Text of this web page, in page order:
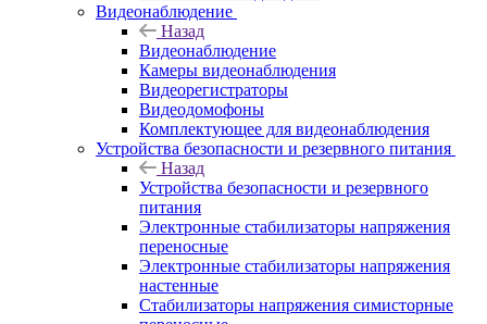
Видеонаблюдение
Назад
Видеонаблюдение
Камеры видеонаблюдения
Видеорегистраторы
Видеодомофоны
Комплектующее для видеонаблюдения
Устройства безопасности и резервного питания
Назад
Устройства безопасности и резервного
питания
Электронные стабилизаторы напряжения
переносные
Электронные стабилизаторы напряжения
настенные
Стабилизаторы напряжения симисторные